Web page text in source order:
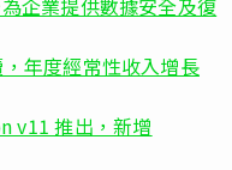
企業提供數據安全及復
年度經常性收入增長
v11 推出，新增